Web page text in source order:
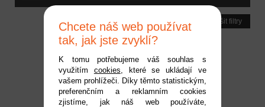
Zrušit filtry
Chcete náš web používat
tak, jak jste zvyklí?
K tomu potřebujeme váš souhlas s
využitím cookies, které se ukládají ve
vašem prohlížeči. Díky těmto statistickým,
preferenčním a reklamním cookies
zjistíme, jak náš web používáte,